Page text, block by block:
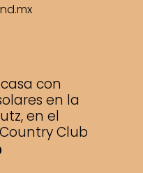
con
en la
en el
Club